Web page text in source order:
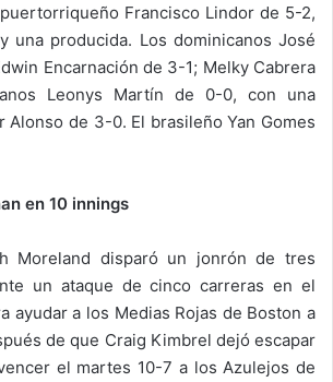
Francisco Lindor de 5-2,
una producida. Los dominicanos José
Encarnación de 3-1; Melky Cabrera
Leonys Martín de 0-0, con una
Alonso de 3-0. El brasileño Yan Gomes
en 10 innings
Moreland disparó un jonrón de tres
un ataque de cinco carreras en el
ayudar a los Medias Rojas de Boston a
de que Craig Kimbrel dejó escapar
el martes 10-7 a los Azulejos de